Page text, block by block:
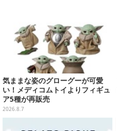
気ままな姿のグローグーが可愛
い！メディコムトイよりフィギュ
ア5種が再販売
2026.8.7